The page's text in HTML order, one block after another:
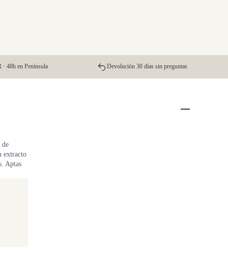
48h en Península Devolución 30 días sin preguntas
de
extracto
Aptas